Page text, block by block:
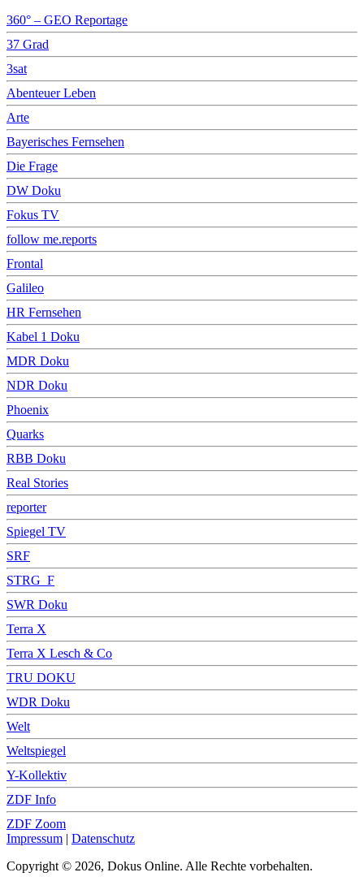
360° – GEO Reportage
37 Grad
3sat
Abenteuer Leben
Arte
Bayerisches Fernsehen
Die Frage
DW Doku
Fokus TV
follow me.reports
Frontal
Galileo
HR Fernsehen
Kabel 1 Doku
MDR Doku
NDR Doku
Phoenix
Quarks
RBB Doku
Real Stories
reporter
Spiegel TV
SRF
STRG_F
SWR Doku
Terra X
Terra X Lesch & Co
TRU DOKU
WDR Doku
Welt
Weltspiegel
Y-Kollektiv
ZDF Info
ZDF Zoom
Impressum | Datenschutz
Copyright © 2026, Dokus Online. Alle Rechte vorbehalten.